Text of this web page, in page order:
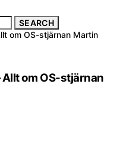
SEARCH
om OS-stjärnan Martin
om OS-stjärnan